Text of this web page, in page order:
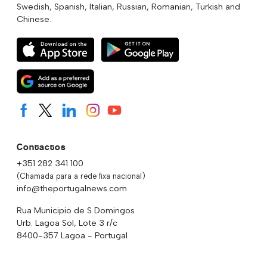
Swedish, Spanish, Italian, Russian, Romanian, Turkish and
Chinese.
Contactos
+351 282 341 100
(Chamada para a rede fixa nacional)
info@theportugalnews.com
Rua Municipio de S Domingos
Urb. Lagoa Sol, Lote 3 r/c
8400-357 Lagoa - Portugal